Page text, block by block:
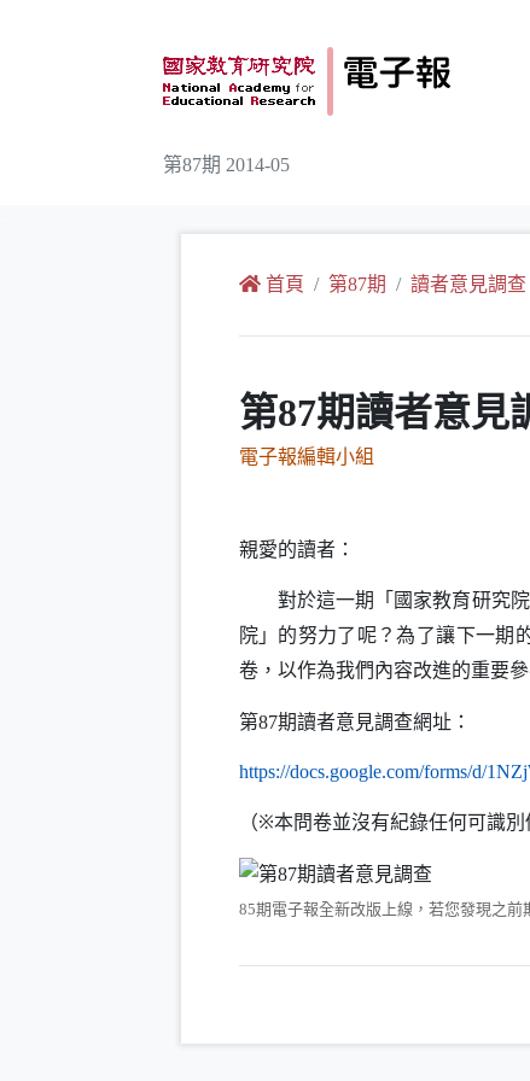
第87期 2014-05
首頁 第87期 讀者意見調查
第87期讀者意見
電子報編輯小組
親愛的讀者：
對於這一期「國家教育研究院
院」的努力了呢？為了讓下一期
卷，以作為我們內容改進的重要
第87期讀者意見調查網址：
https://docs.google.com/forms/d/
（※本問卷並沒有紀錄任何可識
85期電子報全新改版上線，若您發現之